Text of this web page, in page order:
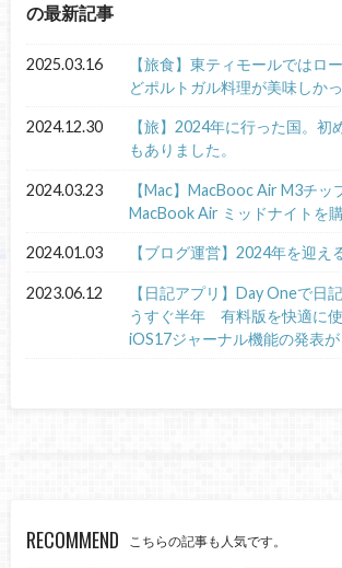
の最新記事
2025.03.16
【旅食】東ティモールではロ
どポルトガル料理が美味しか
2024.12.30
【旅】2024年に行った国。初
もありました。
2024.03.23
【Mac】MacBooc Air M3チッ
MacBook Air ミッドナイトを
2024.01.03 【ブログ運営】2024年を迎え
2023.06.12
【日記アプリ】Day Oneで日
うすぐ半年 有料版を快適に
iOS17ジャーナル機能の発表が
RECOMMEND こちらの記事も人気です。